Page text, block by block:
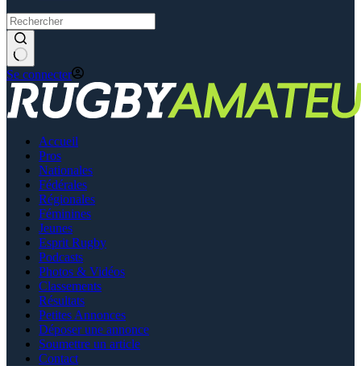
Se connecter
Accueil
Pros
Nationales
Fédérales
Régionales
Féminines
Jeunes
Esprit Rugby
Podcasts
Photos & Vidéos
Classements
Résultats
Petites Annonces
Déposer une annonce
Soumettre un article
Contact